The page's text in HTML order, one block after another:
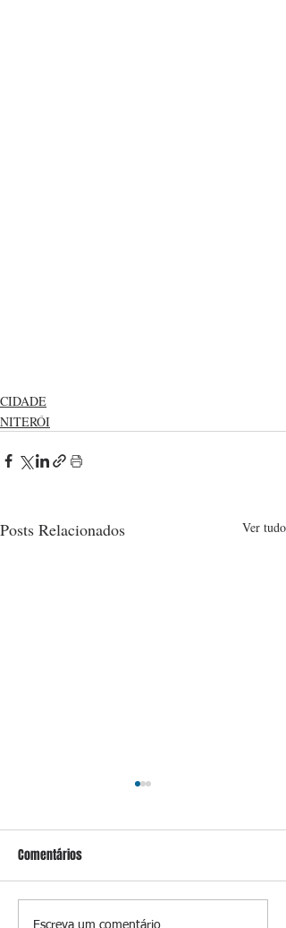
CIDADE
NITERÓI
Posts Relacionados Ver tudo
Comentários
Escreva um comentário